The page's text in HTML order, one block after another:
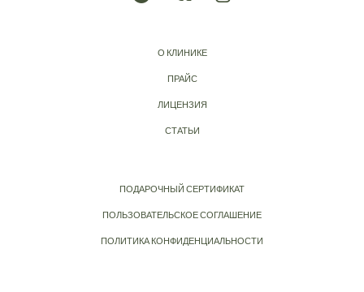
О КЛИНИКЕ
ПРАЙС
ЛИЦЕНЗИЯ
СТАТЬИ
ПОДАРОЧНЫЙ СЕРТИФИКАТ
ПОЛЬЗОВАТЕЛЬСКОЕ СОГЛАШЕНИЕ
ПОЛИТИКА КОНФИДЕНЦИАЛЬНОСТИ